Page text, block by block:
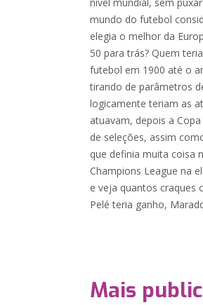
mundo do futebol
elegia o melhor da
50 para trás? Quem
futebol em 1900 até o
tirando de parâmetros
logicamente teriam as
atuavam, depois a
de seleções, assim
que definia muita coisa
Champions League na
e veja quantos craques
Pelé teria ganho,
Mais